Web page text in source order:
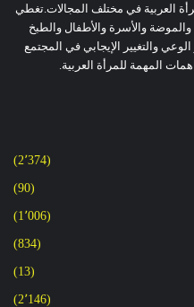
بشؤون المرأة العربية في مختلف المجالات.تغطي
والأسرة والأطفال والطبخ
والتغيير الإيجابي في المجتمع
المهمة للمرأة العربية.
(2٬374)
(90)
(1٬006)
(834)
(13)
(2٬146)